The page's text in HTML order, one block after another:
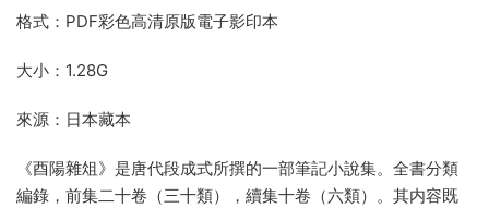
格式：PDF彩色高清原版電子影印本
大小：1.28G
來源：日本藏本
《酉陽雜俎》是唐代段成式所撰的一部筆記小說集。全書分類
編錄，前集二十卷（三十類），續集十卷（六類）。其内容既